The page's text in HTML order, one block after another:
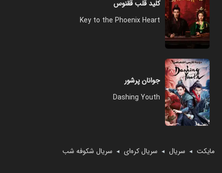
کلید قلب ققنوس
Key to the Phoenix Heart
جوانان پرشور
Dashing Youth
مایکت ◄ سریال ◄ سریال کره‌ای ◄ سریال شکوفه شب